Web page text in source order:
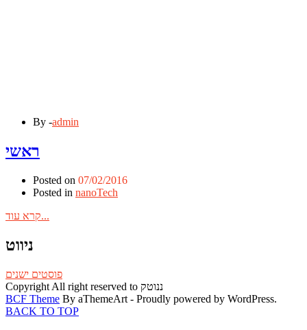
By -admin
ראשי
Posted on 07/02/2016
Posted in nanoTech
קרא עוד...
ניווט
פוסטים ישנים
Copyright All right reserved to ננוטק
BCF Theme By aThemeArt - Proudly powered by WordPress.
BACK TO TOP